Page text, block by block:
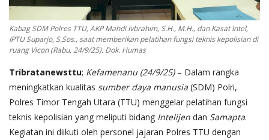
Kabag SDM Polres TTU, AKP Mahdi Ivbrahim, S.H., M.H., dan Kasat Intel,
IPTU Suparjo, S.Sos., saat memberikan pelatihan fungsi teknis kepolisian di
ruang Vicon (Rabu, 24/9/25). Dok. Humas
Tribratanewsttu; Kefamenanu (24/9/25)– Dalam rangka
meningkatkan kualitas sumber daya manusia (SDM) Polri,
Polres Timor Tengah Utara (TTU) menggelar pelatihan fungsi
teknis kepolisian yang meliputi bidang Intelijen dan Samapta.
Kegiatan ini diikuti oleh personel jajaran Polres TTU dengan